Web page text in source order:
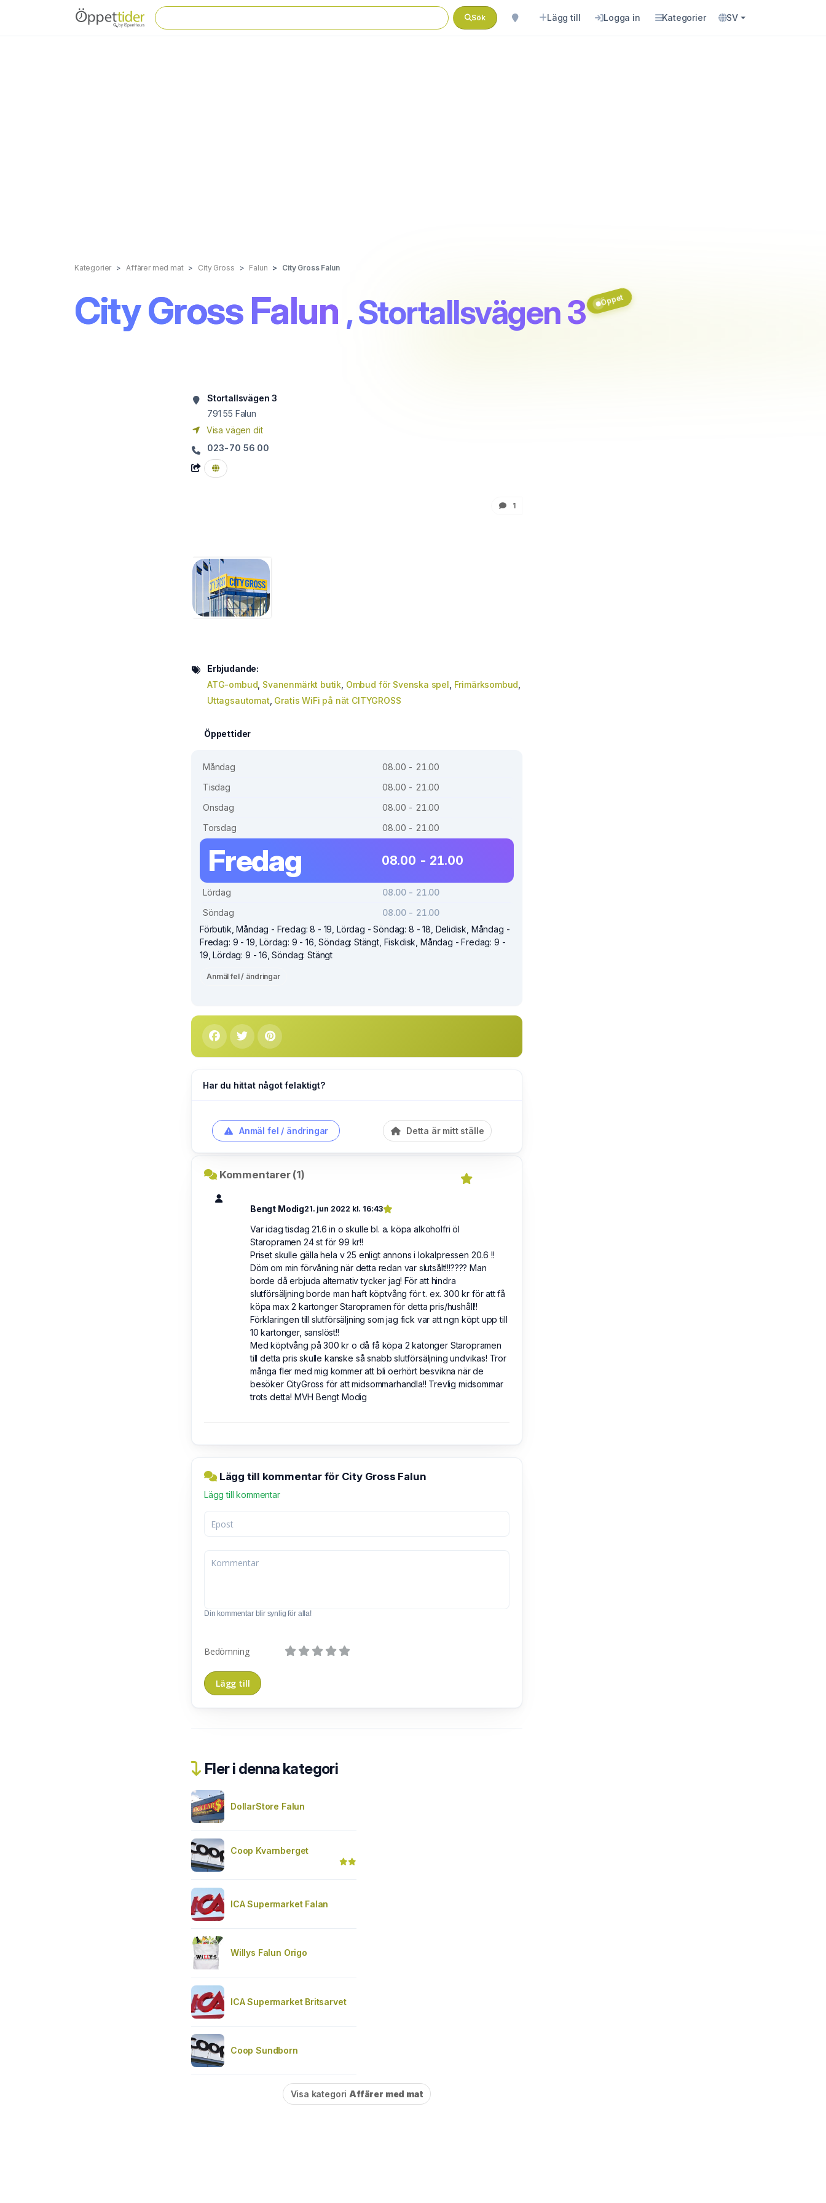
Sök Lägg till Logga in Kategorier SV
Kategorier Affärer med mat City Gross Falun City Gross Falun
City Gross Falun , Stortallsvägen 3 Öppet
Stortallsvägen 3
791 55 Falun
Visa vägen dit
023-70 56 00
1
Erbjudande:
ATG-ombud Svanenmärkt butik Ombud för Svenska spel Frimärksombud
Uttagsautomat Gratis WiFi på nät CITYGROSS
Öppettider
Måndag
08.00 - 21.00
Tisdag
08.00 - 21.00
Onsdag
08.00 - 21.00
Torsdag
08.00 - 21.00
Fredag 08.00 - 21.00
Lördag
08.00 - 21.00
Söndag
08.00 - 21.00
Förbutik, Måndag - Fredag: 8 - 19, Lördag - Söndag: 8 - 18, Delidisk, Måndag -
Fredag: 9 - 19, Lördag: 9 - 16, Söndag: Stängt, Fiskdisk, Måndag - Fredag: 9 -
19, Lördag: 9 - 16, Söndag: Stängt
Anmäl fel / ändringar
Har du hittat något felaktigt?
Anmäl fel / ändringar Detta är mitt ställe
Kommentarer (1)
Bengt Modig21. jun 2022 kl. 16:43
Var idag tisdag 21.6 in o skulle bl. a. köpa alkoholfri öl
Staropramen 24 st för 99 kr!!
Priset skulle gälla hela v 25 enligt annons i lokalpressen 20.6 !!
Döm om min förvåning när detta redan var slutsålt!!!???? Man
borde då erbjuda alternativ tycker jag! För att hindra
slutförsäljning borde man haft köptvång för t. ex. 300 kr för att få
köpa max 2 kartonger Staropramen för detta pris/hushåll!!
Förklaringen till slutförsäljning som jag fick var att ngn köpt upp till
10 kartonger, sanslöst!!
Med köptvång på 300 kr o då få köpa 2 katonger Staropramen
till detta pris skulle kanske så snabb slutförsäljning undvikas! Tror
många fler med mig kommer att bli oerhört besvikna när de
besöker CityGross för att midsommarhandla!! Trevlig midsommar
trots detta! MVH Bengt Modig
Lägg till kommentar för City Gross Falun
Lägg till kommentar
Din kommentar blir synlig för alla!
Bedömning
Fler i denna kategori
DollarStore Falun
Coop Kvarnberget
ICA Supermarket Falan
Willys Falun Origo
ICA Supermarket Britsarvet
Coop Sundborn
Visa kategori Affärer med mat